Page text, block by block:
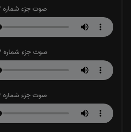
صوت جزء شماره 12
صوت جزء شماره 13
صوت جزء شماره 14